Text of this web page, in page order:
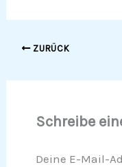
ZURÜCK
Schreibe
Deine E-Mail-